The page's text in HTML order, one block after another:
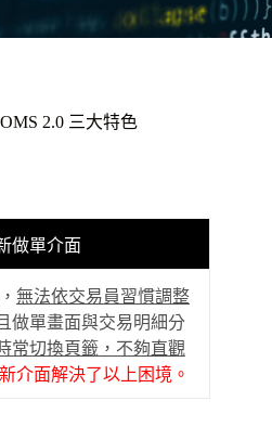
2.0 三大特色
做單介面
無法依交易員習慣調整
做單畫面與交易明細分
常切換頁籤，不夠直觀
介面解決了以上困境。